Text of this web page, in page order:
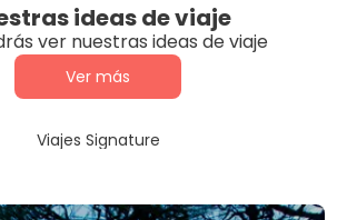
ideas de viaje
ver nuestras ideas de viaje
Ver más
Viajes Signature